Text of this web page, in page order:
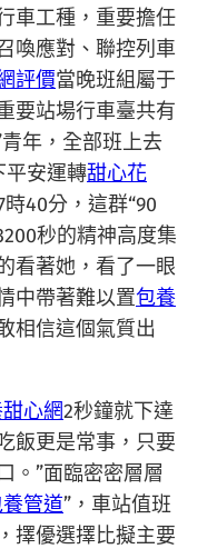
車工種，重要擔任
喚應對、聯控列車
評價當晚班組屬于
要站場行車臺共有
年，全部班上去
平安運轉甜心花
40分，這群“90
秒的精神高度集
看著她，看了一眼
中帶著難以置包養
相信這個氣質出
心網2秒鐘就下達
飯更是常事，只要
。”面臨密密層層
管道”，車站值班
擇優選擇比擬主要